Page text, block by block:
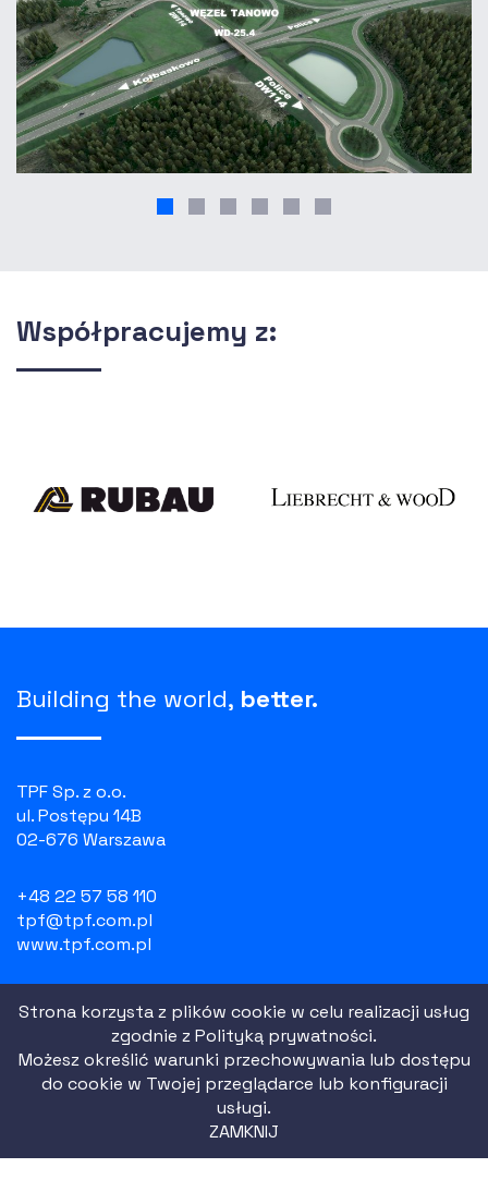
Strona korzysta z plików cookie w celu realizacji usług
zgodnie zPolityką prywatności.
Możesz określić warunki przechowywania lub dostępu
do cookie w Twojej przeglądarce lub konfiguracji
usługi.
ZAMKNIJ
Współpracujemy z:
Building the world, better.
TPF Sp. z o.o.
ul. Postępu 14B
02-676 Warszawa
+48 22 57 58 110
tpf@tpf.com.pl
www.tpf.com.pl
NIP: 526 100 55 07
REGON: 010754518
KRS: 0000081729
|2021 All Rights Reserved